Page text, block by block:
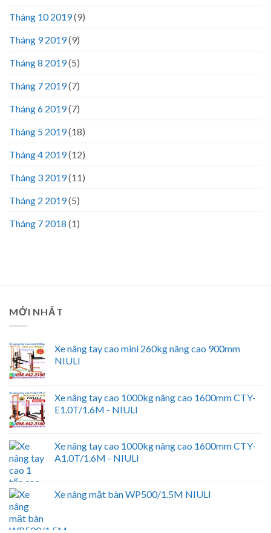
Tháng 10 2019(9)
Tháng 9 2019(9)
Tháng 8 2019(5)
Tháng 7 2019(7)
Tháng 6 2019(7)
Tháng 5 2019(18)
Tháng 4 2019(12)
Tháng 3 2019(11)
Tháng 2 2019(5)
Tháng 7 2018 (1)
MỚI NHẤT
Xe nâng tay cao mini 260kg nâng cao 900mm
NIULI
Xe nâng tay cao 1000kg nâng cao 1600mm CTY-
E1.0T/1.6M - NIULI
Xe nâng tay cao 1000kg nâng cao 1600mm CTY-
A1.0T/1.6M - NIULI
Xe nâng mặt bàn WP500/1.5M NIULI